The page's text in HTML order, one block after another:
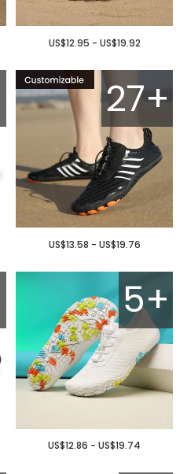
US$12.95 - US$19.92
27+
US$13.58 - US$19.76
5+
US$12.86 - US$19.74